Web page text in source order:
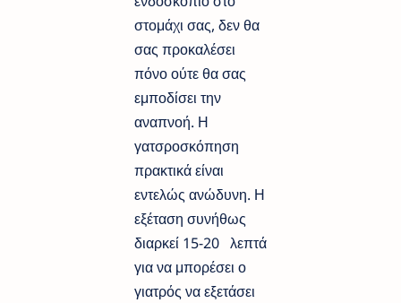
στομάχι σας, δεν θα
σας προκαλέσει
πόνο ούτε θα σας
εμποδίσει την
αναπνοή. Η
γατσροσκόπηση
πρακτικά είναι
εντελώς ανώδυνη. Η
εξέταση συνήθως
διαρκεί 15-20 λεπτά
για να μπορέσει ο
γιατρός να εξετάσει